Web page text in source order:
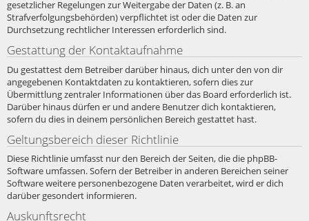
gesetzlicher Regelungen zur Weitergabe der Daten (z. B. an
Strafverfolgungsbehörden) verpflichtet ist oder die Daten zur
Durchsetzung rechtlicher Interessen erforderlich sind.
Gestattung der Kontaktaufnahme
Du gestattest dem Betreiber darüber hinaus, dich unter den von dir
angegebenen Kontaktdaten zu kontaktieren, sofern dies zur
Übermittlung zentraler Informationen über das Board erforderlich ist.
Darüber hinaus dürfen er und andere Benutzer dich kontaktieren,
sofern du dies in deinem persönlichen Bereich gestattet hast.
Geltungsbereich dieser Richtlinie
Diese Richtlinie umfasst nur den Bereich der Seiten, die die phpBB-
Software umfassen. Sofern der Betreiber in anderen Bereichen seiner
Software weitere personenbezogene Daten verarbeitet, wird er dich
darüber gesondert informieren.
Auskunftsrecht